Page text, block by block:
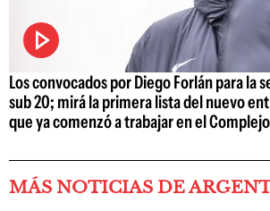
Los convocados por Diego Forlán para la
sub 20; mirá la primera lista del nuevo
que ya comenzó a trabajar en el Complejo
MÁS NOTICIAS DE